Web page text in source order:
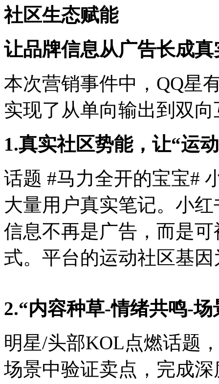
社区生态赋能
让品牌信息从广告长成真
本次营销事件中，QQ星
实现了从单向输出到双
1.真实社区势能，让“运
话题 #马力全开的宝宝#
大量用户真实笔记。小
信息不再是广告，而是
式。平台的运动社区基
2.“内容种草-情绪共鸣-
明星/头部KOL点燃话题
场景中验证卖点，完成